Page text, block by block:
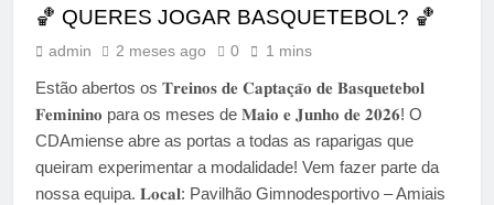
🏀 QUERES JOGAR BASQUETEBOL? 🏀
admin 2 meses ago 0 1 mins
Estão abertos os 𝐓𝐫𝐞𝐢𝐧𝐨𝐬 𝐝𝐞 𝐂𝐚𝐩𝐭𝐚𝐜̧𝐚̃𝐨 𝐝𝐞 𝐁𝐚𝐬𝐪𝐮𝐞𝐭𝐞𝐛𝐨𝐥
𝐅𝐞𝐦𝐢𝐧𝐢𝐧𝐨 para os meses de 𝐌𝐚𝐢𝐨 𝐞 𝐉𝐮𝐧𝐡𝐨 𝐝𝐞 𝟐𝟎𝟐𝟔! O
CDAmiense abre as portas a todas as raparigas que
queiram experimentar a modalidade! Vem fazer parte da
nossa equipa. 𝐋𝐨𝐜𝐚𝐥: Pavilhão Gimnodesportivo – Amiais